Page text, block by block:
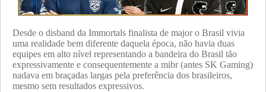
Desde o disband da Immortals finalista de major o Brasil vivia
uma realidade bem diferente daquela época, não havia duas
equipes em alto nível representando a bandeira do Brasil tão
expressivamente e consequentemente a mibr (antes SK Gaming)
nadava em braçadas largas pela preferência dos brasileiros,
mesmo sem resultados expressivos.